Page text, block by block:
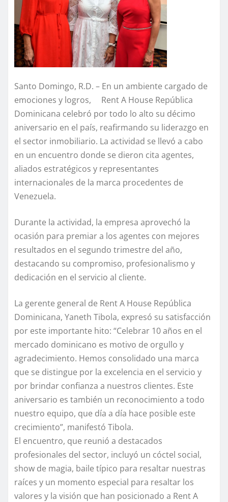
Santo Domingo, R.D. – En un ambiente cargado de
emociones y logros, Rent A House República
Dominicana celebró por todo lo alto su décimo
aniversario en el país, reafirmando su liderazgo en
el sector inmobiliario. La actividad se llevó a cabo
en un encuentro donde se dieron cita agentes,
aliados estratégicos y representantes
internacionales de la marca procedentes de
Venezuela.
Durante la actividad, la empresa aprovechó la
ocasión para premiar a los agentes con mejores
resultados en el segundo trimestre del año,
destacando su compromiso, profesionalismo y
dedicación en el servicio al cliente.
La gerente general de Rent A House República
Dominicana, Yaneth Tibola, expresó su satisfacción
por este importante hito: “Celebrar 10 años en el
mercado dominicano es motivo de orgullo y
agradecimiento. Hemos consolidado una marca
que se distingue por la excelencia en el servicio y
por brindar confianza a nuestros clientes. Este
aniversario es también un reconocimiento a todo
nuestro equipo, que día a día hace posible este
crecimiento”, manifestó Tibola.
El encuentro, que reunió a destacados
profesionales del sector, incluyó un cóctel social,
show de magia, baile típico para resaltar nuestras
raíces y un momento especial para resaltar los
valores y la visión que han posicionado a Rent A